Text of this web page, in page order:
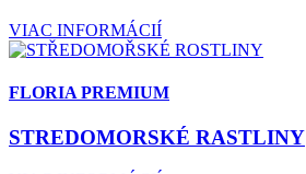
VIAC INFORMÁCIÍ
FLORIA PREMIUM
STREDOMORSKÉ RASTLINY